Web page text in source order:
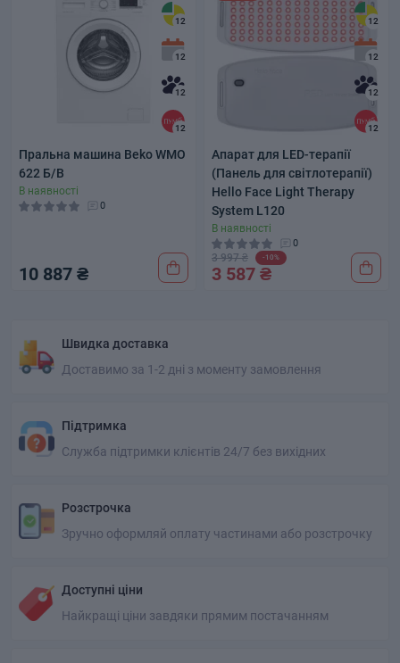
12
12
12
12
Пральна машина Beko WMO
622 Б/В
В наявності
0
10 887 ₴
12
12
12
12
Апарат для LED-терапії
(Панель для світлотерапії)
Hello Face Light Therapy
System L120
В наявності
0
3 997 ₴ -10%
3 587 ₴
Швидка доставка
Доставимо за 1-2 дні з моменту замовлення
Підтримка
Служба підтримки клієнтів 24/7 без вихідних
Розстрочка
Зручно оформляй оплату частинами або розстрочку
Доступні ціни
Найкращі ціни завдяки прямим постачанням